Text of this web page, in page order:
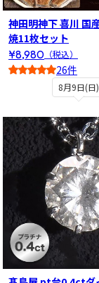
8月9日(日)
神田明神下 喜川 国
焼11枚セット
¥8,980 （税込）
26件